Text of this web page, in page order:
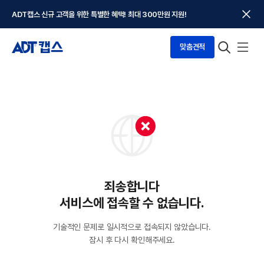
ADT캡스 신규 고객을 위한 특별한 혜택! 최대 300만원 지원!
맞춤견적
죄송합니다
서비스에 접속할 수 없습니다.
기술적인 문제로 일시적으로 접속되지 않았습니다.
잠시 후 다시 확인해주세요.